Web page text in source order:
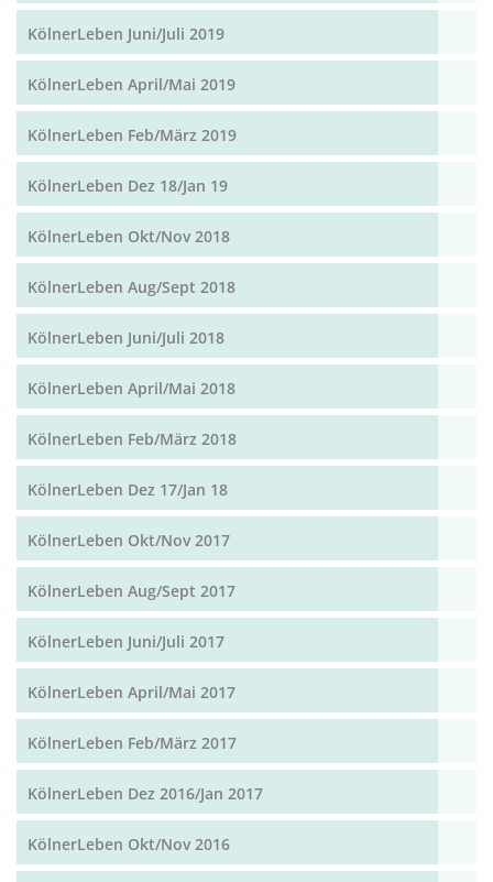
KölnerLeben Juni/Juli 2019
KölnerLeben April/Mai 2019
KölnerLeben Feb/März 2019
KölnerLeben Dez 18/Jan 19
KölnerLeben Okt/Nov 2018
KölnerLeben Aug/Sept 2018
KölnerLeben Juni/Juli 2018
KölnerLeben April/Mai 2018
KölnerLeben Feb/März 2018
KölnerLeben Dez 17/Jan 18
KölnerLeben Okt/Nov 2017
KölnerLeben Aug/Sept 2017
KölnerLeben Juni/Juli 2017
KölnerLeben April/Mai 2017
KölnerLeben Feb/März 2017
KölnerLeben Dez 2016/Jan 2017
KölnerLeben Okt/Nov 2016